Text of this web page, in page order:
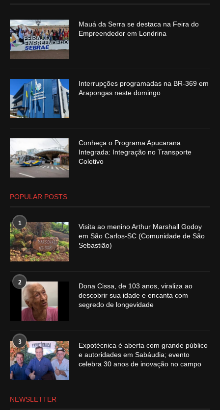
Mauá da Serra se destaca na Feira do
Empreendedor em Londrina
Interrupções programadas na BR-369 em
Arapongas neste domingo
Conheça o Programa Apucarana
Integrada: Integração no Transporte
Coletivo
POPULAR POSTS
1
Visita ao menino Arthur Marshall Godoy
em São Carlos-SC (Comunidade de São
Sebastião)
2
Dona Cissa, de 103 anos, viraliza ao
descobrir sua idade e encanta com
segredo de longevidade
3
Expotécnica é aberta com grande público
e autoridades em Sabáudia; evento
celebra 30 anos de inovação no campo
NEWSLETTER